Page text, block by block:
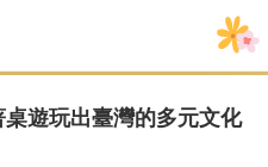
遊玩出臺灣的多元文化